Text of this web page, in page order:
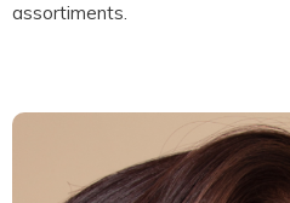
assortiments.